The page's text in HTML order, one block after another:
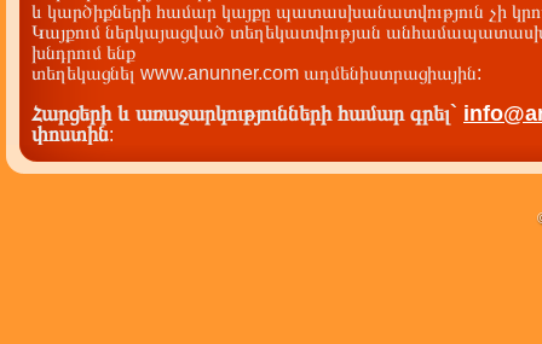
և կարծիքների համար կայքը պատասխանատվություն չի
Կայքում ներկայացված տեղեկատվության
խնդրում ենք
տեղեկացնել www.anunner.com ադմենիստրացիային:
Հարցերի և առաջարկությունների համար գրել`
փոստին: